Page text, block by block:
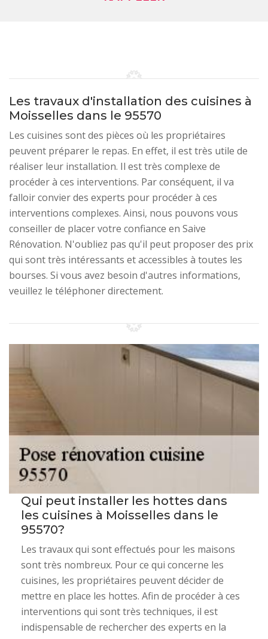
Les travaux d'installation des cuisines à
Moisselles dans le 95570
Les cuisines sont des pièces où les propriétaires
peuvent préparer le repas. En effet, il est très utile de
réaliser leur installation. Il est très complexe de
procéder à ces interventions. Par conséquent, il va
falloir convier des experts pour procéder à ces
interventions complexes. Ainsi, nous pouvons vous
conseiller de placer votre confiance en Saive
Rénovation. N'oubliez pas qu'il peut proposer des prix
qui sont très intéressants et accessibles à toutes les
bourses. Si vous avez besoin d'autres informations,
veuillez le téléphoner directement.
Qui peut installer les hottes dans
les cuisines à Moisselles dans le
95570?
Les travaux qui sont effectués pour les maisons
sont très nombreux. Pour ce qui concerne les
cuisines, les propriétaires peuvent décider de
mettre en place les hottes. Afin de procéder à ces
interventions qui sont très techniques, il est
indispensable de rechercher des experts en la